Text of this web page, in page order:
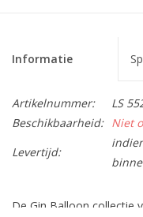
Informatie
Artikelnummer:
LS
Beschikbaarheid: Niet
Levertijd:
De Gin Balloon collectie